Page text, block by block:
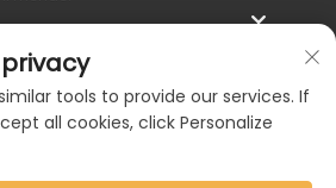
tools to provide our services. If
all cookies, click Personalize